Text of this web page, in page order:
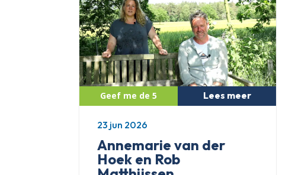
Annemarie van der
Hoek en Rob
Lees meer
23 jun 2026